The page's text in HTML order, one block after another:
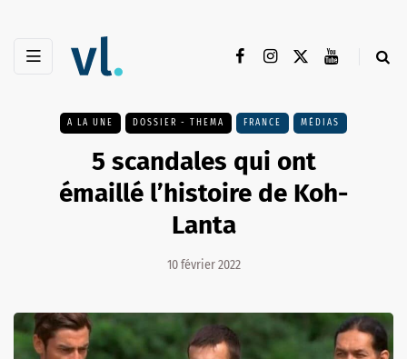
A LA UNE DOSSIER - THEMA FRANCE MÉDIAS
5 scandales qui ont
émaillé l’histoire de Koh-
Lanta
10 février 2022